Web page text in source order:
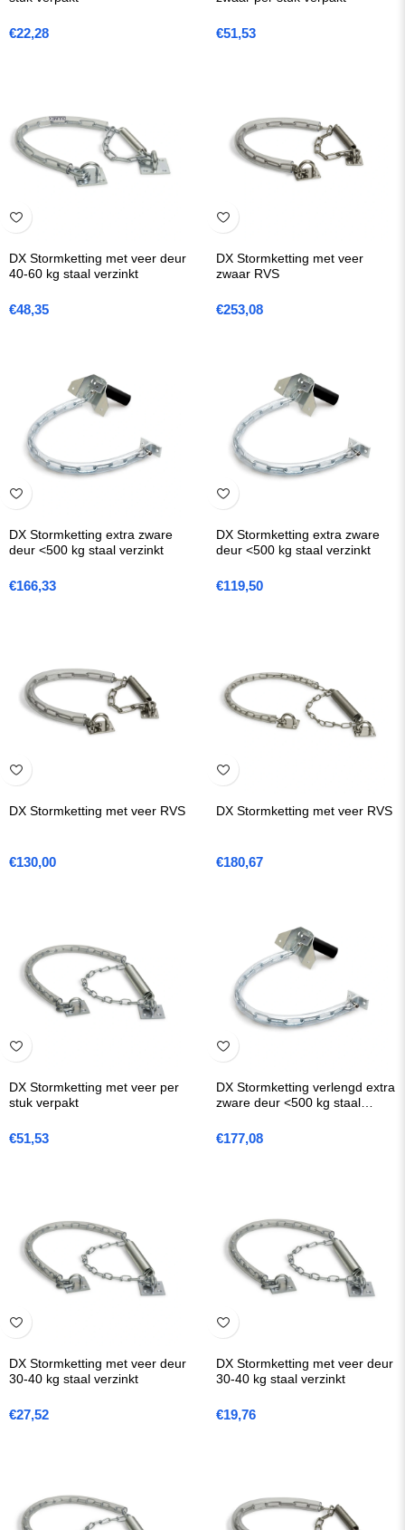
€22,28 €51,53
DX Stormketting met veer deur
40-60 kg staal verzinkt
€48,35
DX Stormketting met veer
zwaar RVS
€253,08
DX Stormketting extra zware
deur <500 kg staal verzinkt
€166,33
DX Stormketting extra zware
deur <500 kg staal verzinkt
€119,50
DX Stormketting met veer RVS
€130,00
DX Stormketting met veer RVS
€180,67
DX Stormketting met veer per
stuk verpakt
€51,53
DX Stormketting verlengd extra
zware deur <500 kg staal
€177,08
DX Stormketting met veer deur
30-40 kg staal verzinkt
€27,52
DX Stormketting met veer deur
30-40 kg staal verzinkt
€19,76